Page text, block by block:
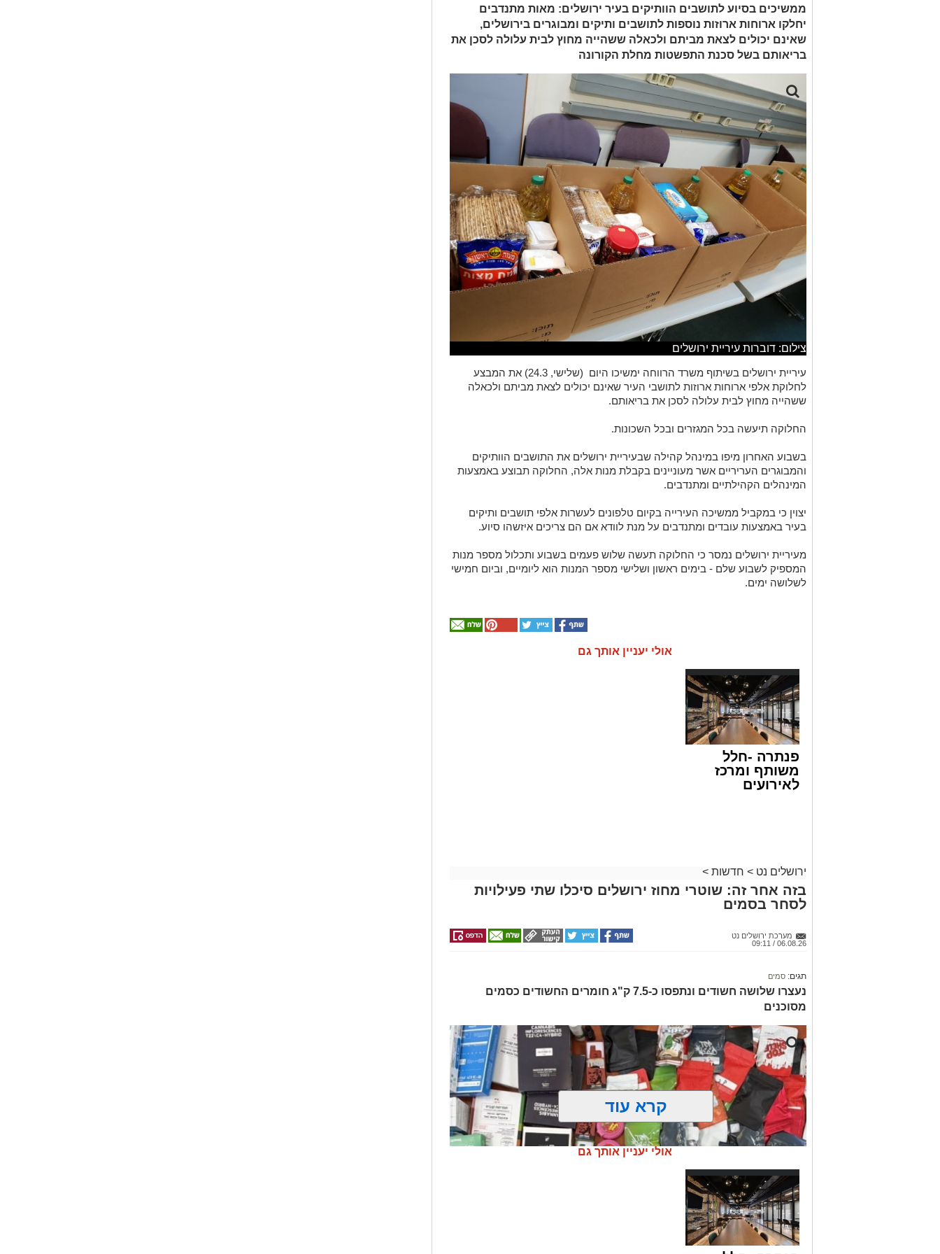
ממשיכים בסיוע לתושבים הוותיקים בעיר ירושלים: מאות מתנדבים
יחלקו ארוחות ארוזות נוספות לתושבים ותיקים ומבוגרים בירושלים,
שאינם יכולים לצאת מביתם ולכאלה ששהייה מחוץ לבית עלולה לסכן את
בריאותם בשל סכנת התפשטות מחלת הקורונה
צילום: דוברות עיריית ירושלים
עיריית ירושלים בשיתוף משרד הרווחה ימשיכו היום (שלישי, 24.3) את המבצע
לחלוקת אלפי ארוחות ארוזות לתושבי העיר שאינם יכולים לצאת מביתם ולכאלה
ששהייה מחוץ לבית עלולה לסכן את בריאותם.
החלוקה תיעשה בכל המגזרים ובכל השכונות.
בשבוע האחרון מיפו במינהל קהילה שבעיריית ירושלים את התושבים הוותיקים
והמבוגרים העריריים אשר מעוניינים בקבלת מנות אלה, החלוקה תבוצע באמצעות
המינהלים הקהילתיים ומתנדבים.
יצוין כי במקביל ממשיכה העירייה בקיום טלפונים לעשרות אלפי תושבים ותיקים
בעיר באמצעות עובדים ומתנדבים על מנת לוודא אם הם צריכים איזשהו סיוע.
מעיריית ירושלים נמסר כי החלוקה תעשה שלוש פעמים בשבוע ותכלול מספר מנות
המספיק לשבוע שלם - בימים ראשון ושלישי מספר המנות הוא ליומיים, וביום חמישי
לשלושה ימים.
אולי יעניין אותך גם
פנתרה -חלל
משותף ומרכז
לאירועים
ירושלים נט > חדשות >
בזה אחר זה: שוטרי מחוז ירושלים סיכלו שתי פעילויות
לסחר בסמים
מערכת ירושלים נט
06.08.26 / 09:11
תגים: סמים
נעצרו שלושה חשודים ונתפסו כ-7.5 ק"ג חומרים החשודים כסמים
מסוכנים
קרא עוד
אולי יעניין אותך גם